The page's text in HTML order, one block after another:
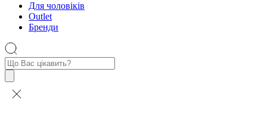
Для чоловіків
Outlet
Бренди
Пошук
товарів